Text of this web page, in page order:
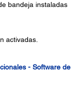
bandeja instaladas
activadas.
- Software de